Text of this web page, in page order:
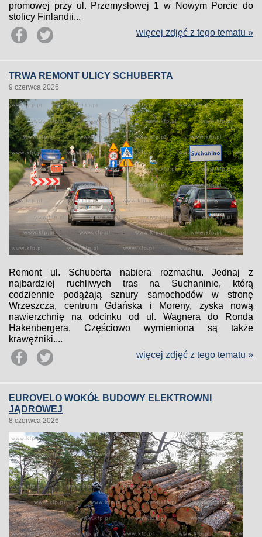
promowej przy ul. Przemysłowej 1 w Nowym Porcie do
stolicy Finlandii...
więcej zdjęć z tego tematu »
TRWA REMONT ULICY SCHUBERTA
9 czerwca 2026
Remont ul. Schuberta nabiera rozmachu. Jednaj z
najbardziej ruchliwych tras na Suchaninie, którą
codziennie podążają sznury samochodów w stronę
Wrzeszcza, centrum Gdańska i Moreny, zyska nową
nawierzchnię na odcinku od ul. Wagnera do Ronda
Hakenbergera. Częściowo wymieniona są także
krawężniki....
więcej zdjęć z tego tematu »
EUROVELO WOKÓŁ BUDOWY ELEKTROWNI
JĄDROWEJ
8 czerwca 2026